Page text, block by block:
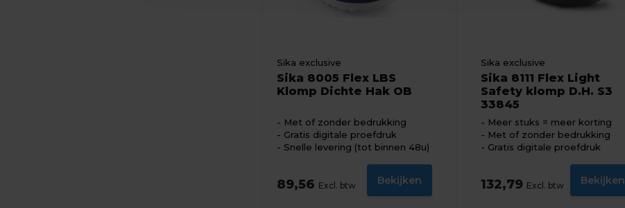
Sika exclusive
Sika 8005 Flex LBS
Klomp Dichte Hak OB
Met of zonder bedrukking
Gratis digitale proefdruk
Snelle levering (tot binnen 48u)
89,56 Excl. btw Bekijken
Sika exclusive
Sika 8111 Flex Light
Safety klomp D.H. S3
33845
Meer stuks = meer korting
Met of zonder bedrukking
Gratis digitale proefdruk
132,79 Excl. btw Bekijken